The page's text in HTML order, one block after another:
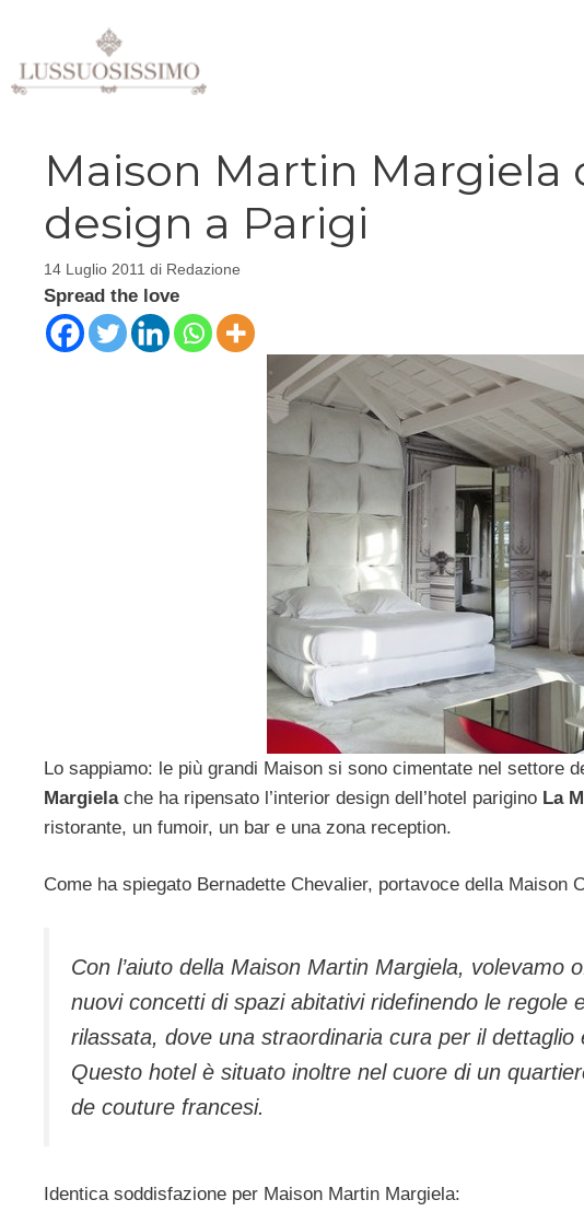
contenuto
Maison Martin Margiela
design a Parigi
14 Luglio 2011 di Redazione
Spread the love
Lo sappiamo: le più grandi Maison si sono cimentate nel settore
Margielache ha ripensato l’interior design dell’hotel parigino La
ristorante, un fumoir, un bar e una zona reception.
Come ha spiegato Bernadette Chevalier, portavoce della Maison
Con l’aiuto della Maison Martin Margiela, volevamo
nuovi concetti di spazi abitativi ridefinendo le regole
rilassata, dove una straordinaria cura per il
Questo hotel è situato inoltre nel cuore di un
de couture francesi.
Identica soddisfazione per Maison Martin Margiela: